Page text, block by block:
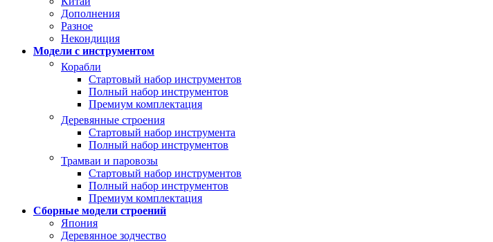
Дополнения
Разное
Некондиция
Модели с инструментом
Корабли
Стартовый набор инструментов
Полный набор инструментов
Премиум комплектация
Деревянные строения
Стартовый набор инструмента
Полный набор инструментов
Трамваи и паровозы
Стартовый набор инструментов
Полный набор инструментов
Премиум комплектация
Сборные модели строений
Япония
Деревянное зодчество